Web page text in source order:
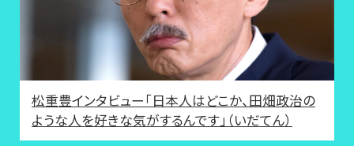
松重豊インタビュー「日本人はどこか、田畑政治の
ような人を好きな気がするんです」（いだてん）